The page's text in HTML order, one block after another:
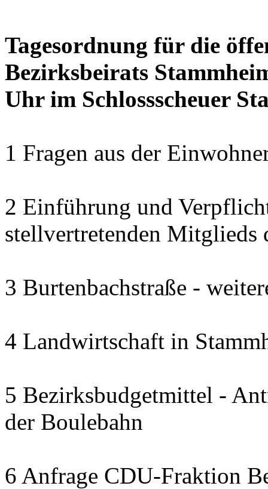
Tagesordnung für die
Bezirksbeirats
Uhr im Schlossscheuer
1 Fragen aus der
2 Einführung und
stellvertretenden Mitglieds
3 Burtenbachstraße -
4 Landwirtschaft in
5 Bezirksbudgetmittel -
der Boulebahn
6 Anfrage CDU-Fraktion